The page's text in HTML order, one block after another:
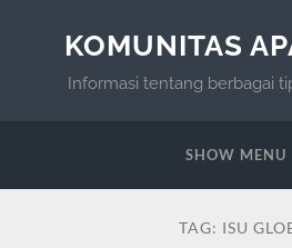
KOMUNITAS
Informasi tentang berbagai
SHOW MENU
TAG: ISU